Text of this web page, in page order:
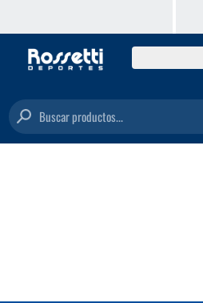
Buscar productos...